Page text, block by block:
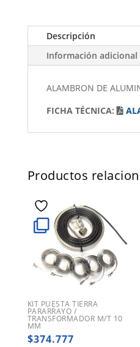
Descripción
Información adicional
ALAMBRON DE
FICHA TÉCNICA:
Productos
KIT PUESTA TIERRA
PARARRAYO /
TRANSFORMADOR M/T 10
MM
$374.777